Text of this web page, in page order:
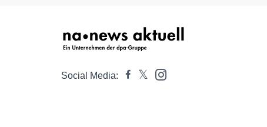
Social Media: